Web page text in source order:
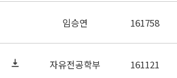
임승연 161758
자유전공학부 161121